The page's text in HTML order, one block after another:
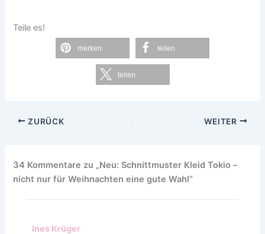
Teile es!
merken teilen
teilen
ZURÜCK WEITER
34 Kommentare zu „Neu: Schnittmuster Kleid Tokio –
nicht nur für Weihnachten eine gute Wahl“
Ines Krüger